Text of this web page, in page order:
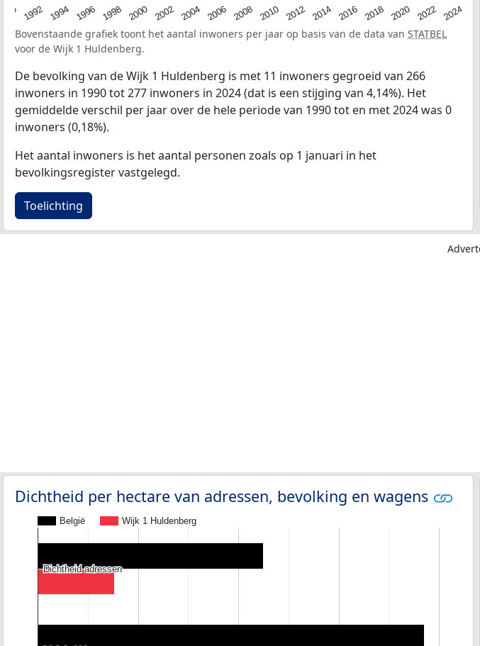
1992 1994 1996 1998 2000 2002 2004 2006 2008 2010 2012 2014 2016 2018 2020 2022 2024
Bovenstaande grafiek toont het aantal inwoners per jaar op basis van de data van STATBEL
voor de Wijk 1 Huldenberg.
De bevolking van de Wijk 1 Huldenberg is met 11 inwoners gegroeid van 266
inwoners in 1990 tot 277 inwoners in 2024 (dat is een stijging van 4,14%). Het
gemiddelde verschil per jaar over de hele periode van 1990 tot en met 2024 was 0
inwoners (0,18%).
Het aantal inwoners is het aantal personen zoals op 1 januari in het
bevolkingsregister vastgelegd.
Toelichting
Dichtheid per hectare van adressen, bevolking en wagens
België Wijk 1 Huldenberg
Dichtheid adressen
Dichtheid adressen